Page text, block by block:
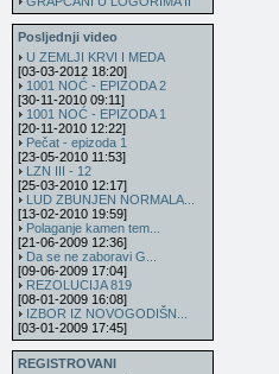
Posljednji video
U ZEMLJI KRVI I MEDA
[03-03-2012 18:20]
1001 NOĆ - EPIZODA 2
[30-11-2010 09:11]
1001 NOĆ - EPIZODA 1
[20-11-2010 12:22]
Pečat - epizoda 1
[23-05-2010 11:53]
LZN III - 12
[25-03-2010 12:17]
LUD ZBUNJEN NORMALA...
[13-02-2010 19:59]
Polaganje kamen tem...
[21-06-2009 12:36]
Da se ne zaboravi G...
[09-06-2009 17:04]
REZOLUCIJA 819
[08-01-2009 16:08]
IZBOR IZ NOVOGODIŠN...
[03-01-2009 17:45]
REGISTROVANI